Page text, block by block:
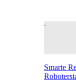
Smarte